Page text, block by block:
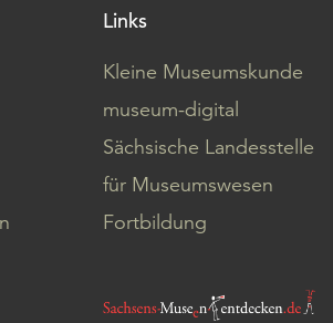
Links
Kleine Museumskunde
museum-digital
Sächsische Landesstelle
für Museumswesen
Fortbildung